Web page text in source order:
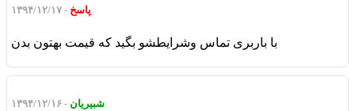
پاسخ - ۱۳۹۴/۱۲/۱۷
با باربری تماس وشرایطشو بگید که قیمت بهتون بدن
شبیریان - ۱۳۹۴/۱۲/۱۶